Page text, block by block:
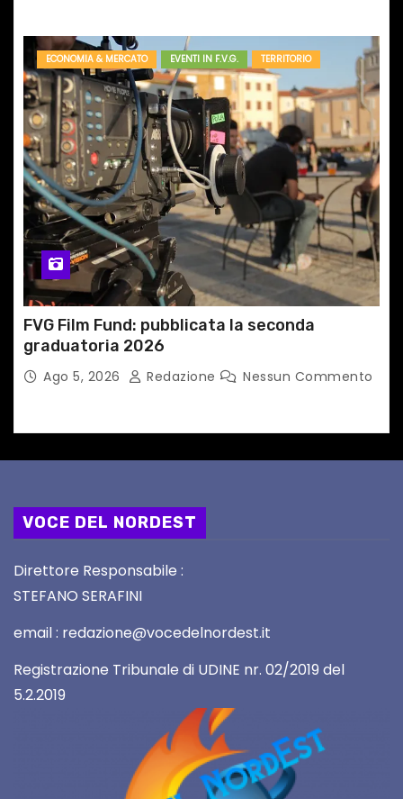
ECONOMIA & MERCATO EVENTI IN F.V.G. TERRITORIO
FVG Film Fund: pubblicata la seconda
graduatoria 2026
Ago 5, 2026 Redazione Nessun Commento
VOCE DEL NORDEST
Direttore Responsabile :
STEFANO SERAFINI
email : redazione@vocedelnordest.it
Registrazione Tribunale di UDINE nr. 02/2019 del
5.2.2019